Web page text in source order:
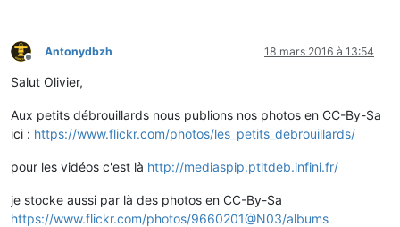
Hors-ligne
Antonydbzh 18 mars 2016 à 13:54
Salut Olivier,
Aux petits débrouillards nous publions nos photos en CC-By-Sa
ici : https://www.flickr.com/photos/les_petits_debrouillards/
pour les vidéos c'est là http://mediaspip.ptitdeb.infini.fr/
je stocke aussi par là des photos en CC-By-Sa
https://www.flickr.com/photos/9660201@N03/albums